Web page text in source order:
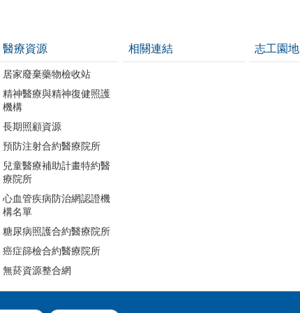
醫療資源
居家廢棄藥物檢收站
精神醫療與精神復健照護
機構
長期照顧資源
預防注射合約醫療院所
兒童醫療補助計畫特約醫
療院所
心血管疾病防治網認證機
構名單
糖尿病照護合約醫療院所
癌症篩檢合約醫療院所
無菸資源整合網
相關連結 志工園地